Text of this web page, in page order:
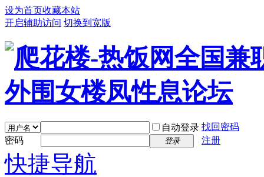
设为首页收藏本站
开启辅助访问 切换到宽版
自动登录 找回密码
密码
登录 注册
快捷导航